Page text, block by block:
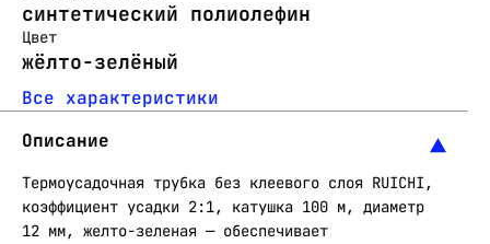
синтетический полиолефин
Цвет
жёлто-зелёный
Все характеристики
Описание
Термоусадочная трубка без клеевого слоя RUICHI,
коэффициент усадки 2:1, катушка 100 м, диаметр
12 мм, желто-зеленая — обеспечивает